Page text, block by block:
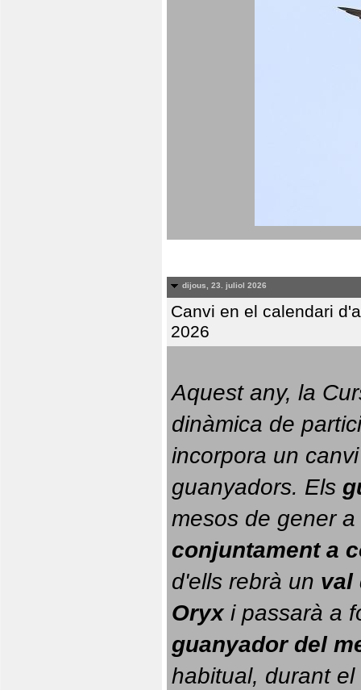
dijous, 23. juliol 2026
Canvi en el calendari
2026
Aquest any, la
dinàmica de
incorpora un
guanyadors. Els
conjuntament a
d'ells rebrà un val
Oryx i passarà a
guanyador del
habitual, durant el